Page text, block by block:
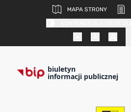
MAPA STRONY
biuletyn
informacji publicznej